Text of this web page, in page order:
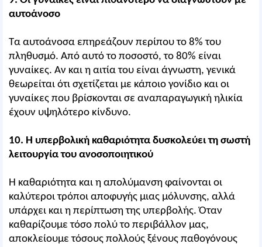
αυτοάνοσο
Τα αυτοάνοσα επηρεάζουν περίπου το 8% του
πληθυσμό. Από αυτό το ποσοστό, το 80% είναι
γυναίκες. Αν και η αιτία του είναι άγνωστη, γενικά
θεωρείται ότι σχετίζεται με κάποιο γονίδιο και οι
γυναίκες που βρίσκονται σε αναπαραγωγική ηλικία
έχουν υψηλότερο κίνδυνο.
10. Η υπερβολική καθαριότητα δυσκολεύει τη σωστή
λειτουργία του ανοσοποιητικού
Η καθαριότητα και η απολύμανση φαίνονται οι
καλύτεροι τρόποι αποφυγής μιας μόλυνσης, αλλά
υπάρχει και η περίπτωση της υπερβολής. Όταν
καθαρίζουμε τόσο πολύ το περιβάλλον μας,
αποκλείουμε τόσους πολλούς ξένους παθογόνους